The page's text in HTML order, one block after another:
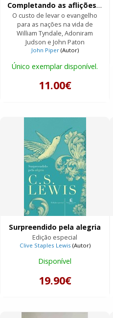
Completando as aflições de Cristo
O custo de levar o evangelho
para as nações na vida de
William Tyndale, Adoniram
Judson e John Paton
John Piper(Autor)
Único exemplar disponível.
11.00€
Surpreendido pela alegria
Edição especial
Clive Staples Lewis (Autor)
Disponível
19.90€